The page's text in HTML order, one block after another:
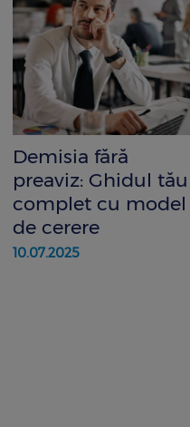
Demisia fără
preaviz: Ghidul tău
complet cu model
de cerere
10.07.2025